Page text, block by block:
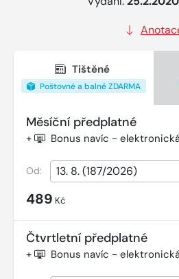
Tištěné
Poštovné a balné ZDARMA
Měsíční předplatné
+ Bonus navíc -
Od:
489 Kč
Čtvrtletní předplatné
+ Bonus navíc -